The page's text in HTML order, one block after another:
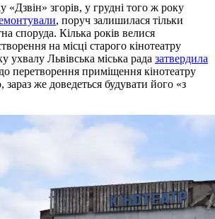
«Дзвін» згорів, у грудні того ж року
, поруч залишилася тільки
споруда. Кілька років велися
на місці старого кінотеатру
ухвалу Львівська міська рада затвердила
перетворення приміщення кінотеатру
зараз же доведеться будувати його «з